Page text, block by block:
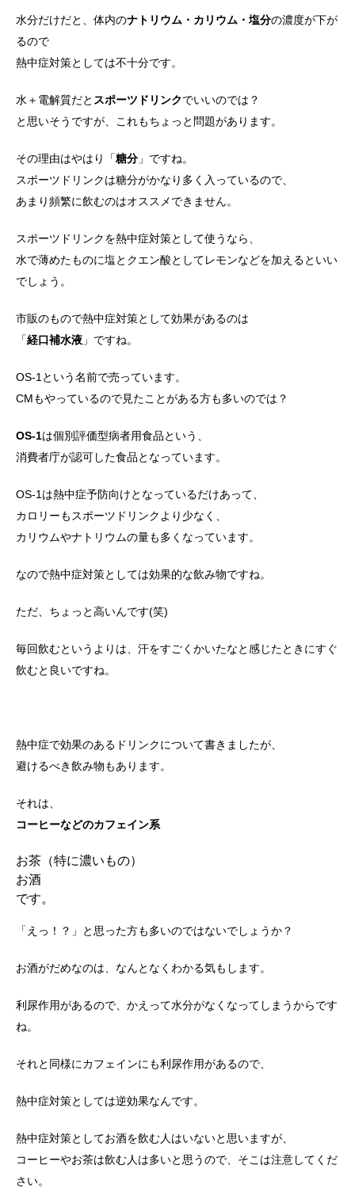
水分だけだと、体内のナトリウム・カリウム・塩分の濃度が下が
るので
熱中症対策としては不十分です。
水＋電解質だと スポーツドリンクでいいのでは？
と思いそうですが、これもちょっと問題があります。
その理由はやはり「糖分 」ですね。
スポーツドリンクは糖分がかなり多く入っているので、
あまり頻繁に飲むのはオススメできません。
スポーツドリンクを熱中症対策として使うなら、
水で薄めたものに塩とクエン酸としてレモンなどを加えるといい
でしょう。
市販のもので熱中症対策として効果があるのは
「経口補水液 」ですね。
OS-1という名前で売っています。
CMもやっているので見たことがある方も多いのでは？
OS-1は個別評価型病者用食品という、
消費者庁が認可した食品となっています。
OS-1は熱中症予防向けとなっているだけあって、
カロリーもスポーツドリンクより少なく、
カリウムやナトリウムの量も多くなっています。
なので熱中症対策としては効果的な飲み物ですね。
ただ、ちょっと高いんです(笑)
毎回飲むというよりは、汗をすごくかいたなと感じたときにすぐ
飲むと良いですね。
熱中症で効果のあるドリンクについて書きましたが、
避けるべき飲み物もあります。
それは、
コーヒーなどのカフェイン系
お茶（特に濃いもの）
お酒
です。
「えっ！？」と思った方も多いのではないでしょうか？
お酒がだめなのは、なんとなくわかる気もします。
利尿作用があるので、かえって水分がなくなってしまうからです
ね。
それと同様にカフェインにも利尿作用があるので、
熱中症対策としては逆効果なんです。
熱中症対策としてお酒を飲む人はいないと思いますが、
コーヒーやお茶は飲む人は多いと思うので、そこは注意してくだ
さい。